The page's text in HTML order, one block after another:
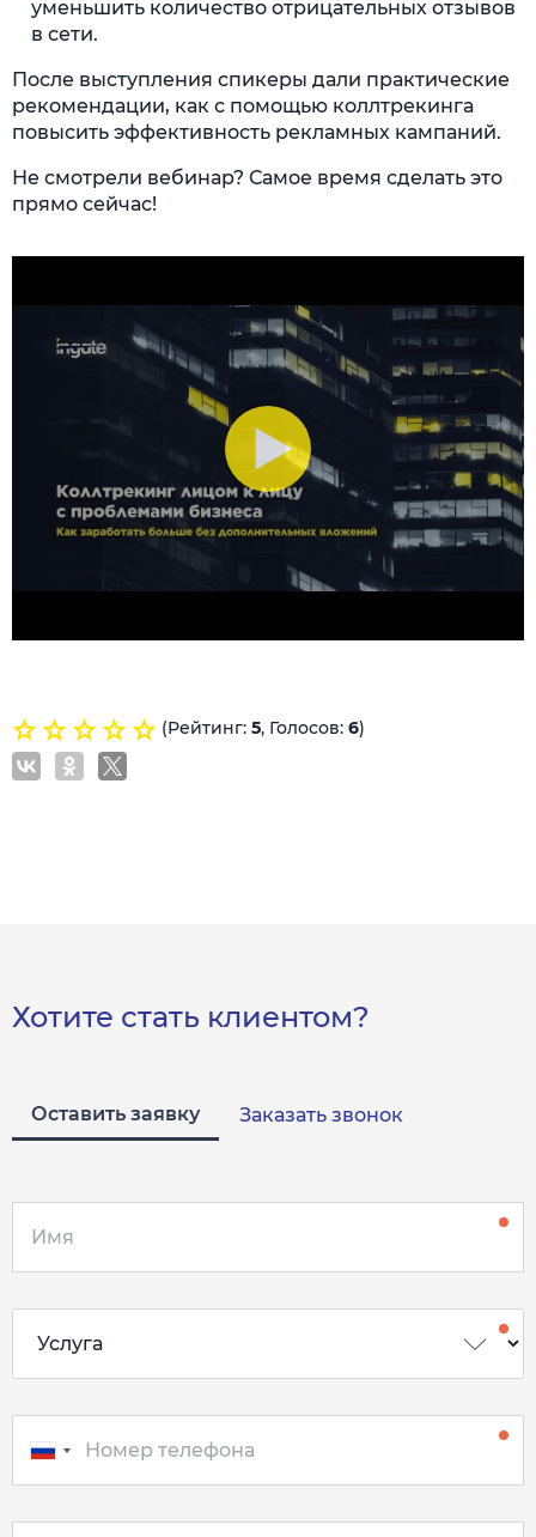
уменьшить количество отрицательных отзывов
в сети.
После выступления спикеры дали практические
рекомендации, как с помощью коллтрекинга
повысить эффективность рекламных кампаний.
Не смотрели вебинар? Самое время сделать это
прямо сейчас!
(Рейтинг: 5, Голосов: 6)
Хотите стать клиентом?
Оставить заявку Заказать звонок